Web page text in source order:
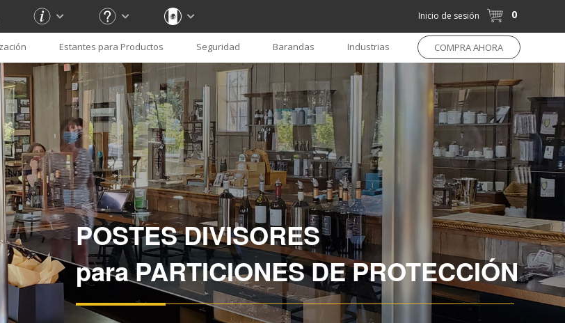
Inicio de sesión 0
Estantes para Productos Seguridad Barandas Industrias COMPRA AHORA
POSTES DIVISORES
para PARTICIONES DE PROTECCIÓN